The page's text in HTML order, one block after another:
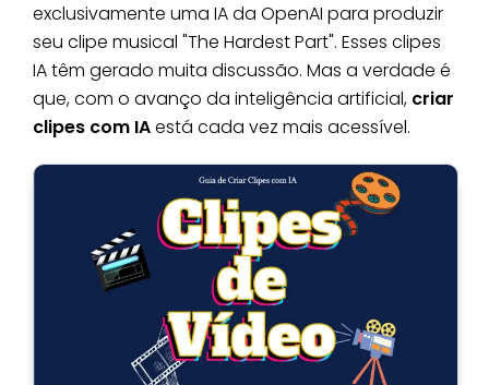
exclusivamente uma IA da OpenAI para produzir
seu clipe musical "The Hardest Part". Esses clipes
IA têm gerado muita discussão. Mas a verdade é
que, com o avanço da inteligência artificial, criar
clipes com IAestá cada vez mais acessível.